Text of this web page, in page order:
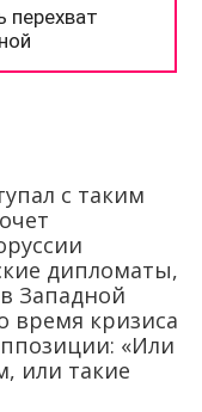
с таким
дипломаты,
Западной
время кризиса
«Или
или такие